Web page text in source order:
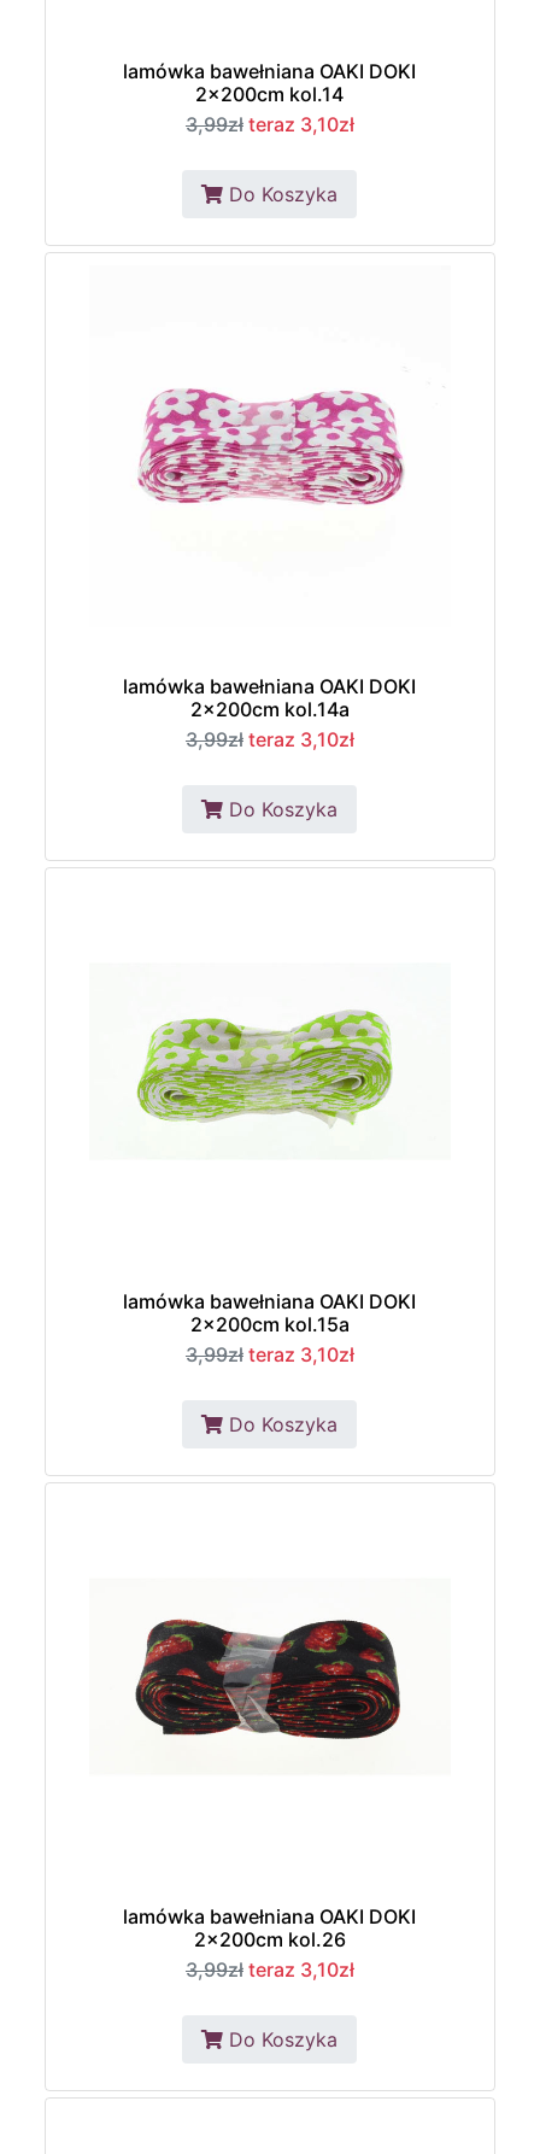
lamówka bawełniana OAKI DOKI
2x200cm kol.14
3,99zł teraz 3,10zł
Do Koszyka
lamówka bawełniana OAKI DOKI
2x200cm kol.14a
3,99zł teraz 3,10zł
Do Koszyka
lamówka bawełniana OAKI DOKI
2x200cm kol.15a
3,99zł teraz 3,10zł
Do Koszyka
lamówka bawełniana OAKI DOKI
2x200cm kol.26
3,99zł teraz 3,10zł
Do Koszyka